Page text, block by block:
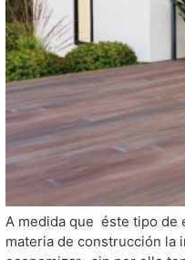
A medida que éste tipo de
materia de construcción la